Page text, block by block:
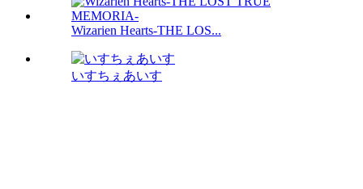
Wizarien Hearts-THE LOS...
いすちぇあいす